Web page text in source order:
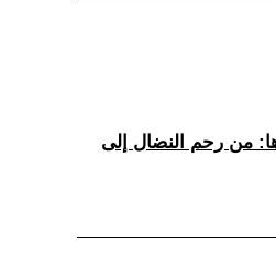
من رحم النضال إلى